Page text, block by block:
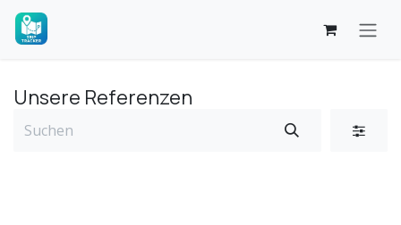
Zum Inhalt springen
Unsere Referenzen